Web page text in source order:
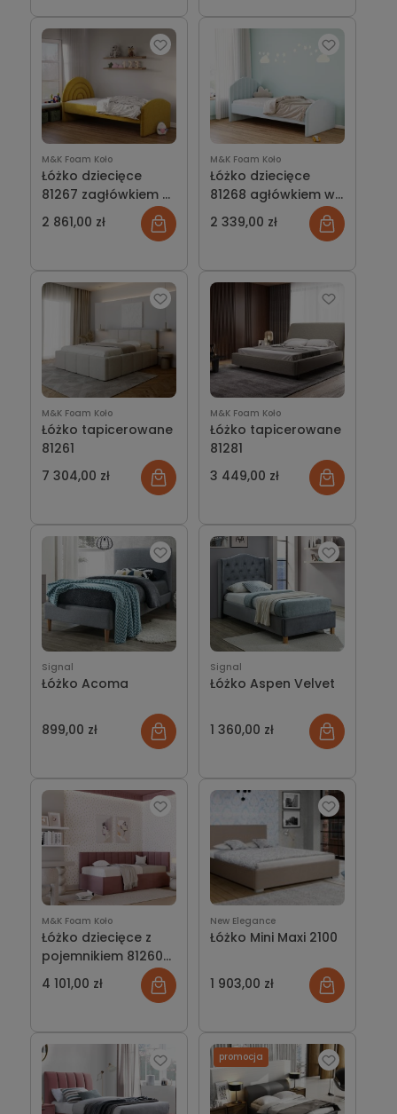
M&K Foam Koło
Łóżko dziecięce
81267 zagłówkiem w
kształcie tęczy
2 861,00 zł
M&K Foam Koło
Łóżko dziecięce
81268 agłówkiem w
kształcie muszli
2 339,00 zł
M&K Foam Koło
Łóżko tapicerowane
81261
7 304,00 zł
M&K Foam Koło
Łóżko tapicerowane
81281
3 449,00 zł
Signal
Łóżko Acoma
899,00 zł
Signal
Łóżko Aspen Velvet
1 360,00 zł
M&K Foam Koło
Łóżko dziecięce z
pojemnikiem 81260
tapicerowane
4 101,00 zł
New Elegance
Łóżko Mini Maxi 2100
1 903,00 zł
promocja